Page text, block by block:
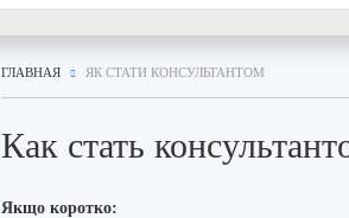
ГЛАВНАЯ ЯК СТАТИ КОНСУЛЬТАНТОМ
Как стать
Якщо коротко: